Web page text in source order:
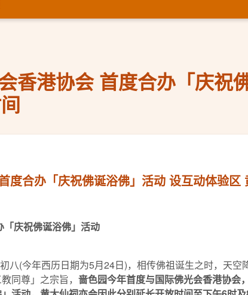
香港协会 首度合办「庆祝
度合办「庆祝佛诞浴佛」活动 设互动体验区
「庆祝佛诞浴佛」 活动
八(今年西历日期为5月24日)，相传佛祖诞生之时，天
同尊」之宗旨， 啬色园今年首度与国际佛光会香港协会